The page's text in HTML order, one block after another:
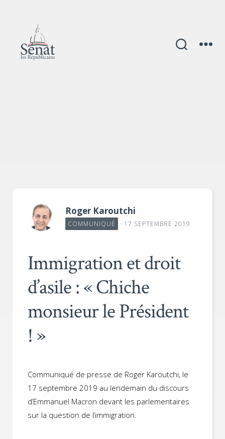
Catégories
Roger Karoutchi
COMMUNIQUÉ · 17 SEPTEMBRE 2019
Immigration et droit
d’asile : « Chiche
monsieur le Président
! »
Communiqué de presse de Roger Karoutchi, le
17 septembre 2019 au lendemain du discours
d’Emmanuel Macron devant les parlementaires
sur la question de l’immigration.